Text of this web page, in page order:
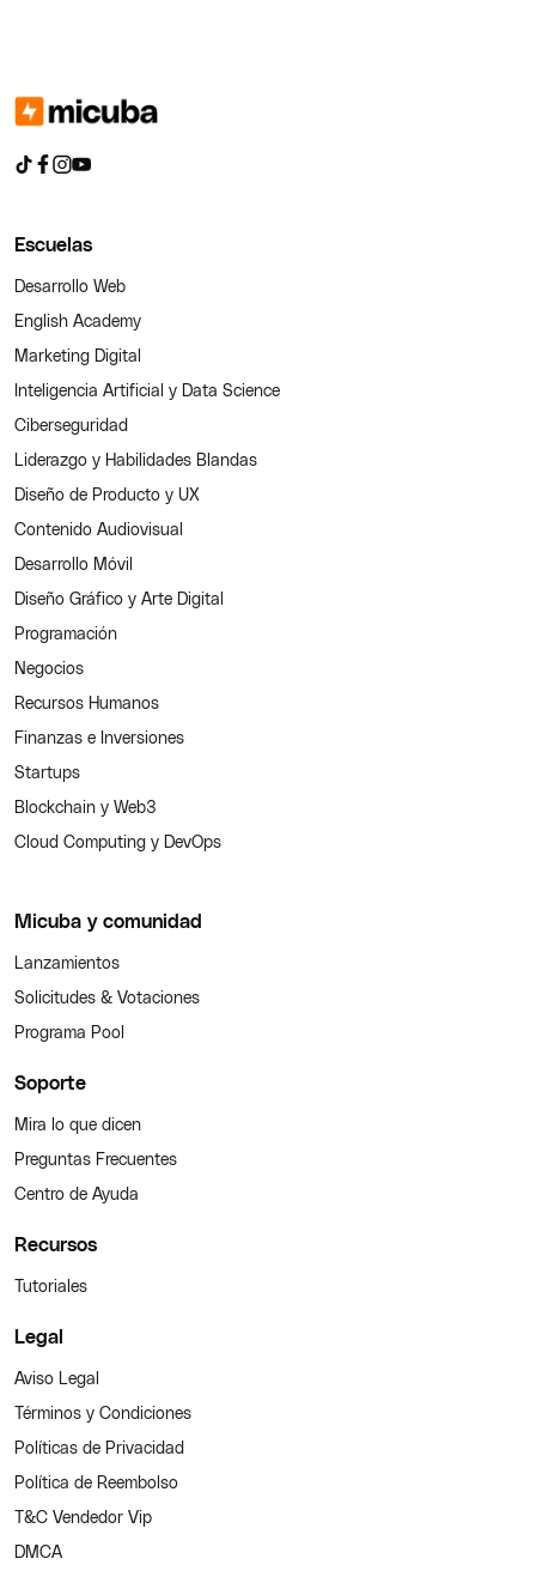
Escuelas
Desarrollo Web
English Academy
Marketing Digital
Inteligencia Artificial y Data Science
Ciberseguridad
Liderazgo y Habilidades Blandas
Diseño de Producto y UX
Contenido Audiovisual
Desarrollo Móvil
Diseño Gráfico y Arte Digital
Programación
Negocios
Recursos Humanos
Finanzas e Inversiones
Startups
Blockchain y Web3
Cloud Computing y DevOps
Micuba y comunidad
Lanzamientos
Solicitudes & Votaciones
Programa Pool
Soporte
Mira lo que dicen
Preguntas Frecuentes
Centro de Ayuda
Recursos
Tutoriales
Legal
Aviso Legal
Términos y Condiciones
Políticas de Privacidad
Política de Reembolso
T&C Vendedor Vip
DMCA